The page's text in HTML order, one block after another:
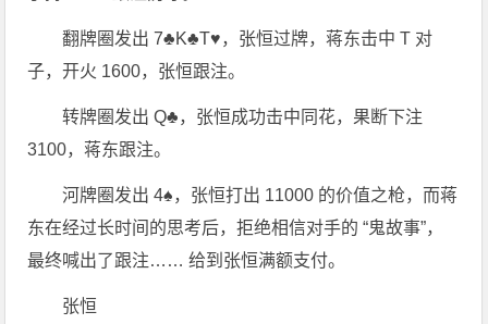
翻牌圈发出 7♣K♣T♥，张恒过牌，蒋东击中 T 对
子，开火 1600，张恒跟注。
转牌圈发出 Q♣，张恒成功击中同花，果断下注
3100，蒋东跟注。
河牌圈发出 4♠，张恒打出 11000 的价值之枪，而蒋
东在经过长时间的思考后，拒绝相信对手的 “鬼故事”，
最终喊出了跟注…… 给到张恒满额支付。
张恒